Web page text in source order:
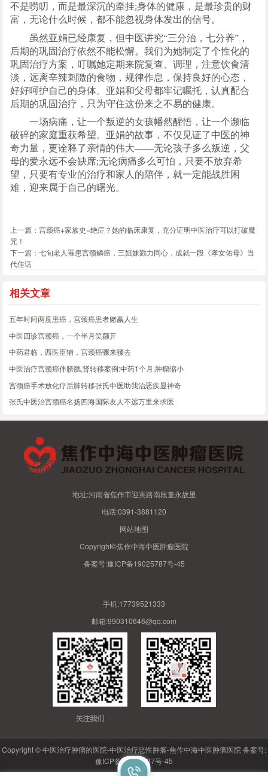
不是唠叨，而是最深沉的牵挂;身体的健康，是最珍贵的财
富，无论什么时候，都不能忽视身体发出的信号。
虽然亚娟已经康复，但中医讲究“三分治，七分养”，
后期的巩固治疗依然不能松懈。我们为她制定了个性化的
巩固治疗方案，叮嘱她定期来院复查、调理，注意饮食清
淡，远离辛辣刺激的食物，规律作息，保持良好的心态，
好好呵护自己的身体。亚娟和父母都牢记嘱托，认真配合
后期的巩固治疗，只为守住这份来之不易的健康。
一场病痛，让一个叛逆的女孩幡然醒悟，让一个濒临
破碎的家庭重获希望。亚娟的故事，不仅见证了中医的神
奇力量，更诠释了亲情的伟大——无论孩子多么叛逆，父
母的爱永远不会缺席;无论病痛多么可怕，只要不放弃希
望，只要有专业的治疗和家人的陪伴，就一定能战胜困
难，迎来属于自己的曙光。
上一篇：宫颈癌+家族史=绝症？她的临床康复，充分证明中医治疗可以打破魔
咒！
下一篇：七旬老人罹患宫颈鳞癌，三姐妹勠力同心，成就一段《孝女佑母》当
代佳话
相关文章
五年时间两度患癌，宫颈癌患者赌赢人生
中医四诊宫颈癌，一个半月笑颜开
中药君临，西医臣辅，宫颈癌骤来骤去
中医治疗宫颈癌伴膀胱,肾转移案例:中药1个月,肿瘤缩小
宫颈癌手术放化疗后肺转移张氏中医助我治恶疾显神奇
张氏中医治宫颈癌名扬四海国际友人不远万里来求医
地址:河南省焦作市迎宾路南段董永故里
电话:0391-3881120
网站地图
Copyright©焦作中海中医肿瘤医院
备案号:豫ICP备19025787号-45
手机:17739521333
邮箱:990310646@qq.com
Copyright © 中医治疗肿瘤的医院-中医治疗恶性肿瘤-焦作中海中医肿瘤医院 备案号:
豫ICP备19025787号-45